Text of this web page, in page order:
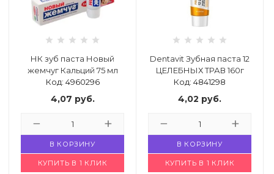
комнаты
НК зуб паста Новый
жемчуг Кальций 75 мл
Код: 4960296
4,07 руб.
В КОРЗИНУ
КУПИТЬ В 1 КЛИК
Dentavit Зубная паста 12
ЦЕЛЕБНЫХ ТРАВ 160г
Код: 4841298
4,02 руб.
В КОРЗИНУ
КУПИТЬ В 1 КЛИК